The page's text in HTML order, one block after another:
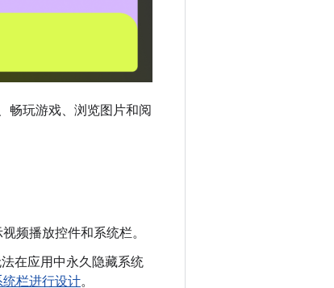
畅玩游戏、浏览图片和阅
频播放控件和系统栏。
在应用中永久隐藏系统
栏进行设计。